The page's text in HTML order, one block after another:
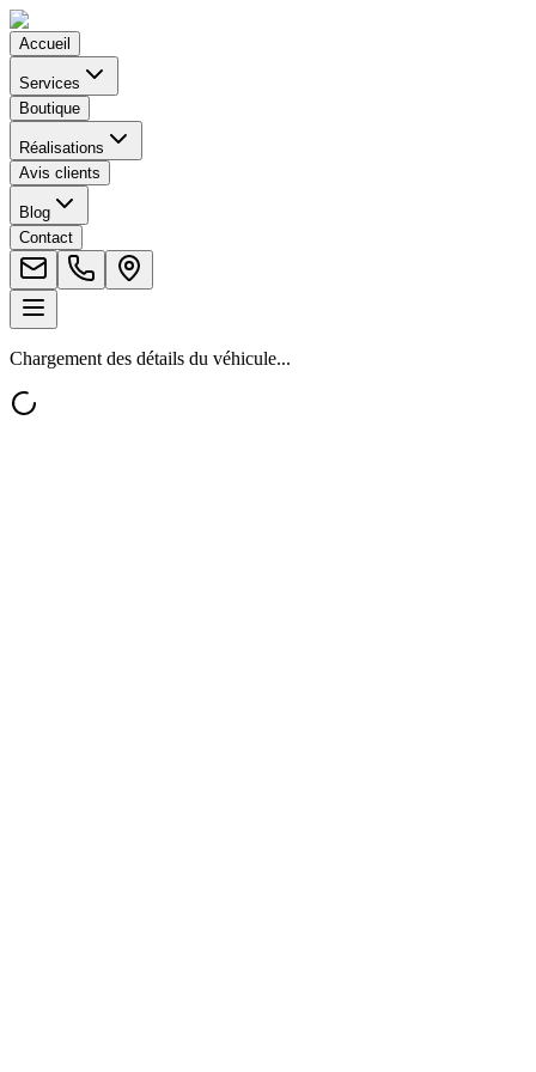
Accueil
Services
Boutique
Réalisations
Avis clients
Blog
Contact
Chargement des détails du véhicule...